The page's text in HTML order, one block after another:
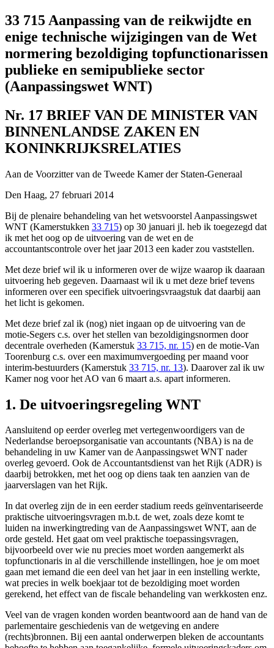
33 715 Aanpassing van de reikwijdte en
enige technische wijzigingen van de Wet
normering bezoldiging topfunctionarissen
publieke en semipublieke sector
(Aanpassingswet WNT)
Nr. 17 BRIEF VAN DE MINISTER VAN
BINNENLANDSE ZAKEN EN
KONINKRIJKSRELATIES
Aan de Voorzitter van de Tweede Kamer der Staten-Generaal
Den Haag, 27 februari 2014
Bij de plenaire behandeling van het wetsvoorstel Aanpassingswet
WNT (Kamerstukken 33 715) op 30 januari jl. heb ik toegezegd dat
ik met het oog op de uitvoering van de wet en de
accountantscontrole over het jaar 2013 een kader zou vaststellen.
Met deze brief wil ik u informeren over de wijze waarop ik daaraan
uitvoering heb gegeven. Daarnaast wil ik u met deze brief tevens
informeren over een specifiek uitvoeringsvraagstuk dat daarbij aan
het licht is gekomen.
Met deze brief zal ik (nog) niet ingaan op de uitvoering van de
motie-Segers c.s. over het stellen van bezoldigingsnormen door
decentrale overheden (Kamerstuk 33 715, nr. 15) en de motie-Van
Toorenburg c.s. over een maximumvergoeding per maand voor
interim-bestuurders (Kamerstuk 33 715, nr. 13). Daarover zal ik uw
Kamer nog voor het AO van 6 maart a.s. apart informeren.
1. De uitvoeringsregeling WNT
Aansluitend op eerder overleg met vertegenwoordigers van de
Nederlandse beroepsorganisatie van accountants (NBA) is na de
behandeling in uw Kamer van de Aanpassingswet WNT nader
overleg gevoerd. Ook de Accountantsdienst van het Rijk (ADR) is
daarbij betrokken, met het oog op diens taak ten aanzien van de
jaarverslagen van het Rijk.
In dat overleg zijn de in een eerder stadium reeds geïnventariseerde
praktische uitvoeringsvragen m.b.t. de wet, zoals deze komt te
luiden na inwerkingtreding van de Aanpassingswet WNT, aan de
orde gesteld. Het gaat om veel praktische toepassingsvragen,
bijvoorbeeld over wie nu precies moet worden aangemerkt als
topfunctionaris in al die verschillende instellingen, hoe je om moet
gaan met iemand die een deel van het jaar in een instelling werkte,
wat precies in welk boekjaar tot de bezoldiging moet worden
gerekend, het effect van de fiscale behandeling van werkkosten enz.
Veel van de vragen konden worden beantwoord aan de hand van de
parlementaire geschiedenis van de wetgeving en andere
(rechts)bronnen. Bij een aantal onderwerpen bleken de accountants